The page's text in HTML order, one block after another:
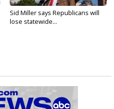
Sid Miller says Republicans will
lose statewide...